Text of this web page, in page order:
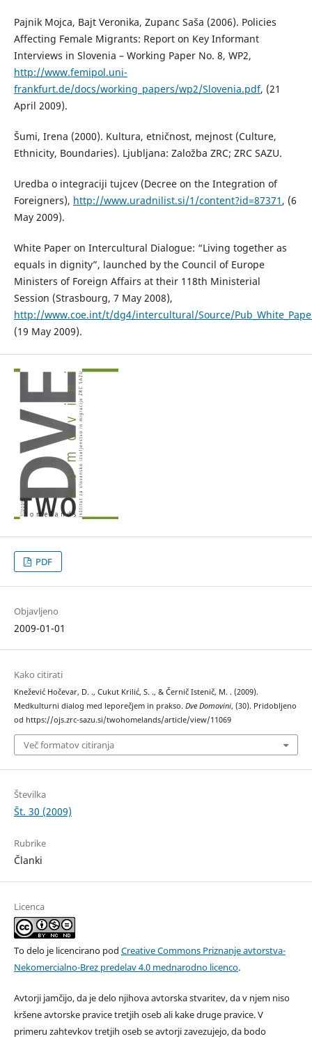
Pajnik Mojca, Bajt Veronika, Zupanc Saša (2006). Policies
Affecting Female Migrants: Report on Key Informant
Interviews in Slovenia – Working Paper No. 8, WP2,
http://www.femipol.uni-
frankfurt.de/docs/working_papers/wp2/Slovenia.pdf, (21
April 2009).
Šumi, Irena (2000). Kultura, etničnost, mejnost (Culture,
Ethnicity, Boundaries). Ljubljana: Založba ZRC; ZRC SAZU.
Uredba o integraciji tujcev (Decree on the Integration of
Foreigners), http://www.uradnilist.si/1/content?id=87371 , (6
May 2009).
White Paper on Intercultural Dialogue: “Living together as
equals in dignity”, launched by the Council of Europe
Ministers of Foreign Affairs at their 118th Ministerial
Session (Strasbourg, 7 May 2008),
http://www.coe.int/t/dg4/intercultural/Source/
(19 May 2009).
PDF
Objavljeno
2009-01-01
Kako citirati
Knežević Hočevar, D. ., Cukut Krilić, S. ., & Černič Istenič, M. . (2009).
Medkulturni dialog med leporečjem in prakso. Dve Domovini, (30). Pridobljeno
od https://ojs.zrc-sazu.si/twohomelands/article/view/11069
Več formatov citiranja
Številka
Št. 30 (2009)
Rubrike
Članki
Licenca
To delo je licencirano pod Creative Commons Priznanje avtorstva-
Nekomercialno-Brez predelav 4.0 mednarodno licenco.
Avtorji jamčijo, da je delo njihova avtorska stvaritev, da v njem niso
kršene avtorske pravice tretjih oseb ali kake druge pravice. V
primeru zahtevkov tretjih oseb se avtorji zavezujejo, da bodo